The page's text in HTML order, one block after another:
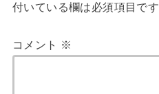
付いている欄は必須項目です
コメント ※